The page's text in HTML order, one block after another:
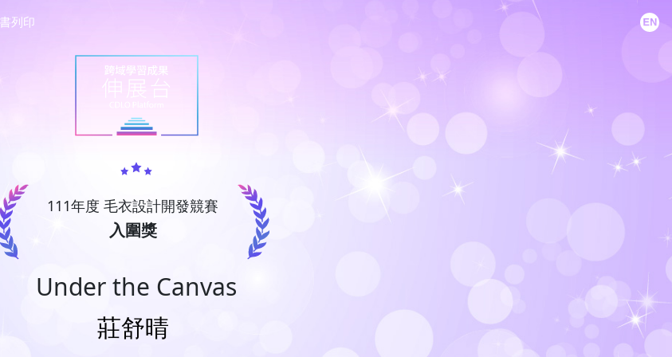
列印
111年度 毛衣設計開發競賽
入圍獎
Under the Canvas
莊舒晴